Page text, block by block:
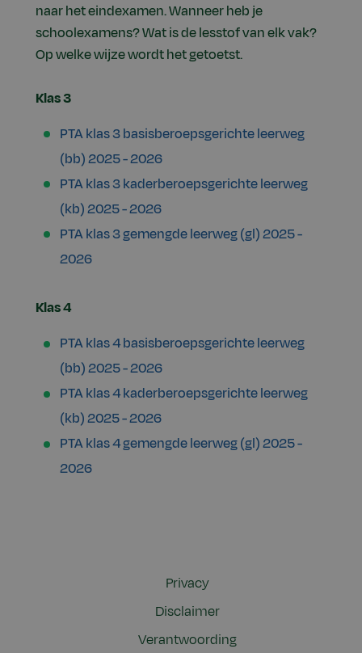
naar het eindexamen. Wanneer heb je
schoolexamens? Wat is de lesstof van elk vak?
Op welke wijze wordt het getoetst.
Klas 3
PTA klas 3 basisberoepsgerichte leerweg
(bb) 2025 - 2026
PTA klas 3 kaderberoepsgerichte leerweg
(kb) 2025 - 2026
PTA klas 3 gemengde leerweg (gl) 2025 -
2026
Klas 4
PTA klas 4 basisberoepsgerichte leerweg
(bb) 2025 - 2026
PTA klas 4 kaderberoepsgerichte leerweg
(kb) 2025 - 2026
PTA klas 4 gemengde leerweg (gl) 2025 -
2026
Privacy
Disclaimer
Verantwoording